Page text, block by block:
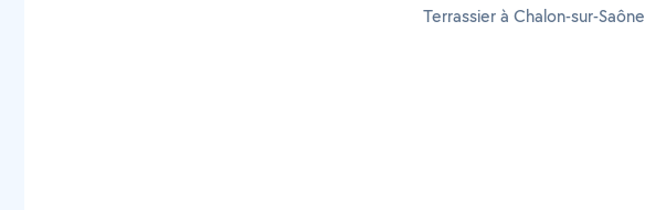
Terrassier à Chalon-sur-Saône